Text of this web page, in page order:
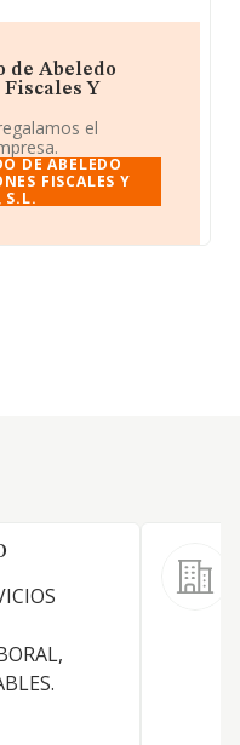
de Abeledo
Y
el
DE ABELEDO
FISCALES Y
S.L.